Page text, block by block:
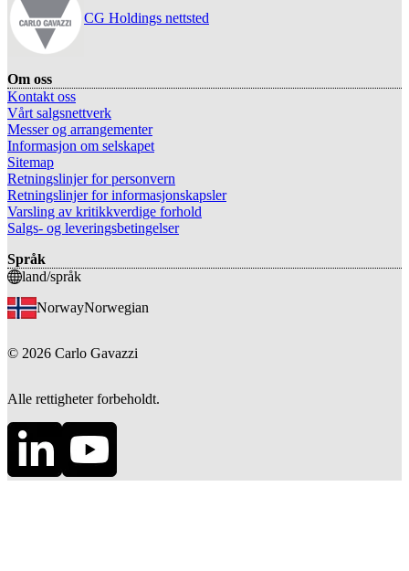
CG Holdings nettsted
Om oss
Kontakt oss
Vårt salgsnettverk
Messer og arrangementer
Informasjon om selskapet
Sitemap
Retningslinjer for personvern
Retningslinjer for informasjonskapsler
Varsling av kritikkverdige forhold
Salgs- og leveringsbetingelser
Språk
land/språk
NorwayNorwegian
© 2026 Carlo Gavazzi
Alle rettigheter forbeholdt.